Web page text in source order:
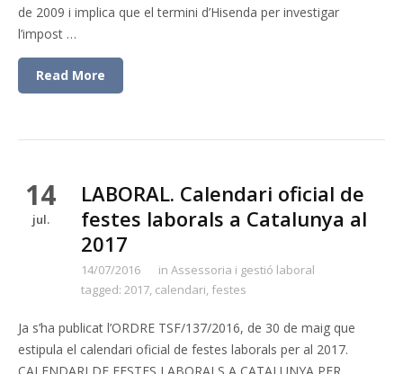
de 2009 i implica que el termini d’Hisenda per investigar
l’impost …
Read More
14
jul.
LABORAL. Calendari oficial de
festes laborals a Catalunya al
2017
14/07/2016 in Assessoria i gestió laboral
tagged: 2017, calendari, festes
Ja s’ha publicat l’ORDRE TSF/137/2016, de 30 de maig que
estipula el calendari oficial de festes laborals per al 2017.